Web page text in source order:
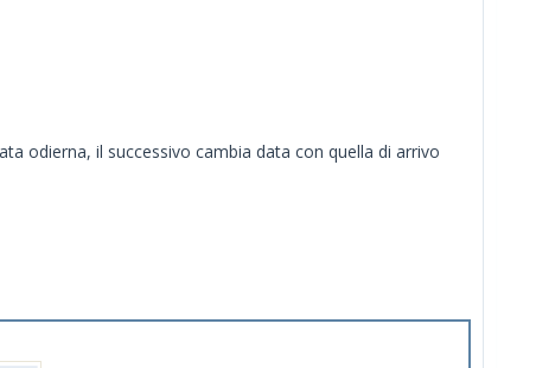
odierna, il successivo cambia data con quella di arrivo